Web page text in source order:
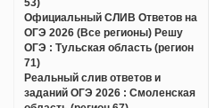
Официальный СЛИВ Ответов на
ОГЭ 2026 (Все регионы) Решу
ОГЭ : Тульская область (регион
71)
Реальный слив ответов и
заданий ОГЭ 2026 : Смоленская